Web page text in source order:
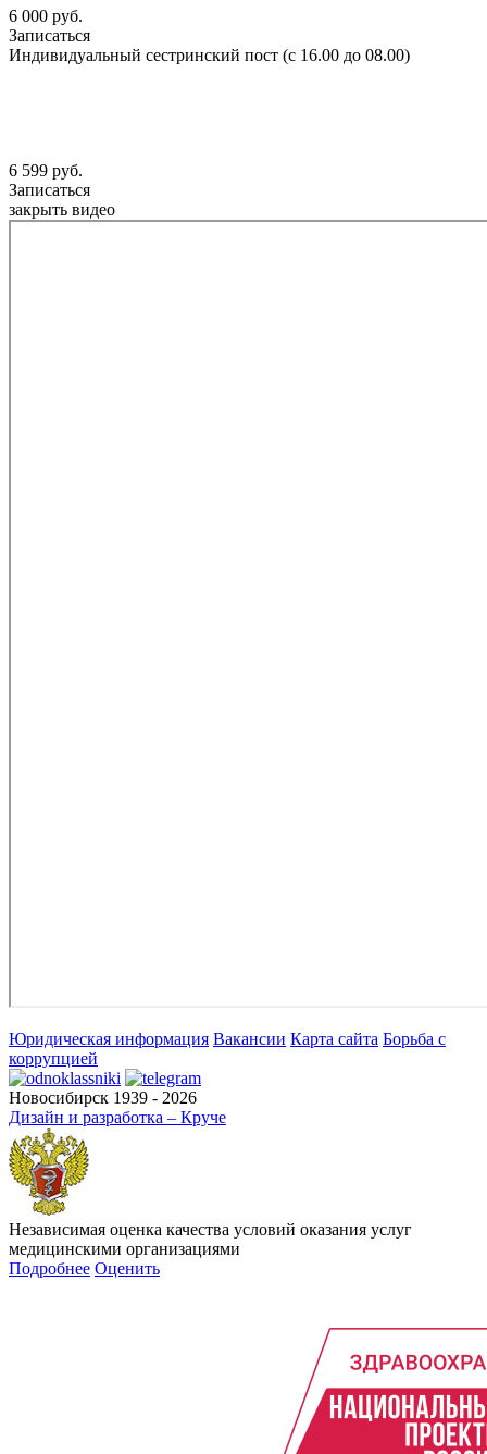
6 000 руб.
Записаться
Индивидуальный сестринский пост (с 16.00 до 08.00)
6 599 руб.
Записаться
закрыть видео
Юридическая информация Вакансии Карта сайта Борьба с
коррупцией
Новосибирск 1939 - 2026
Дизайн и разработка – Круче
Независимая оценка качества условий оказания услуг
медицинскими организациями
Подробнее Оценить